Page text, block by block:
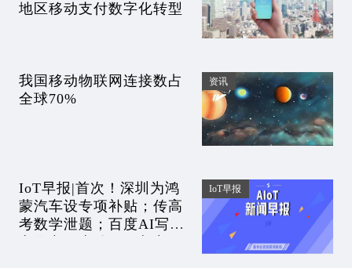
地区移动支付数字化转型
我国移动物联网连接数占
全球70%
资讯
IoT早报|首次！深圳为鸿
蒙汽车设专项补贴；传高
考数学泄题；百度AI写高
IoT早报